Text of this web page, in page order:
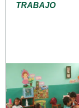
TRABAJO